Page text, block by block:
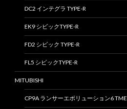
DC2 インテグラ TYPE-R
EK9 シビックTYPE-R
FD2 シビック TYPE-R
FL5 シビックTYPE-R
MITUBISHI
CP9A ランサーエボリューション6 TME